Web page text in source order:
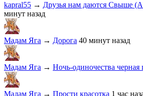
kapral55 → Друзья нам даются Свыше
минут назад
Мадам Яга → Дорога 40 минут назад
Мадам Яга → Ночь-одиночества черная
Мадам Яга → Прости красотка 1 час